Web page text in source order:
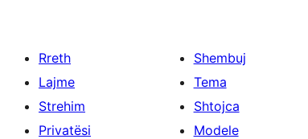
Rreth
Lajme
Strehim
Privatësi
Shembuj
Tema
Shtojca
Modele